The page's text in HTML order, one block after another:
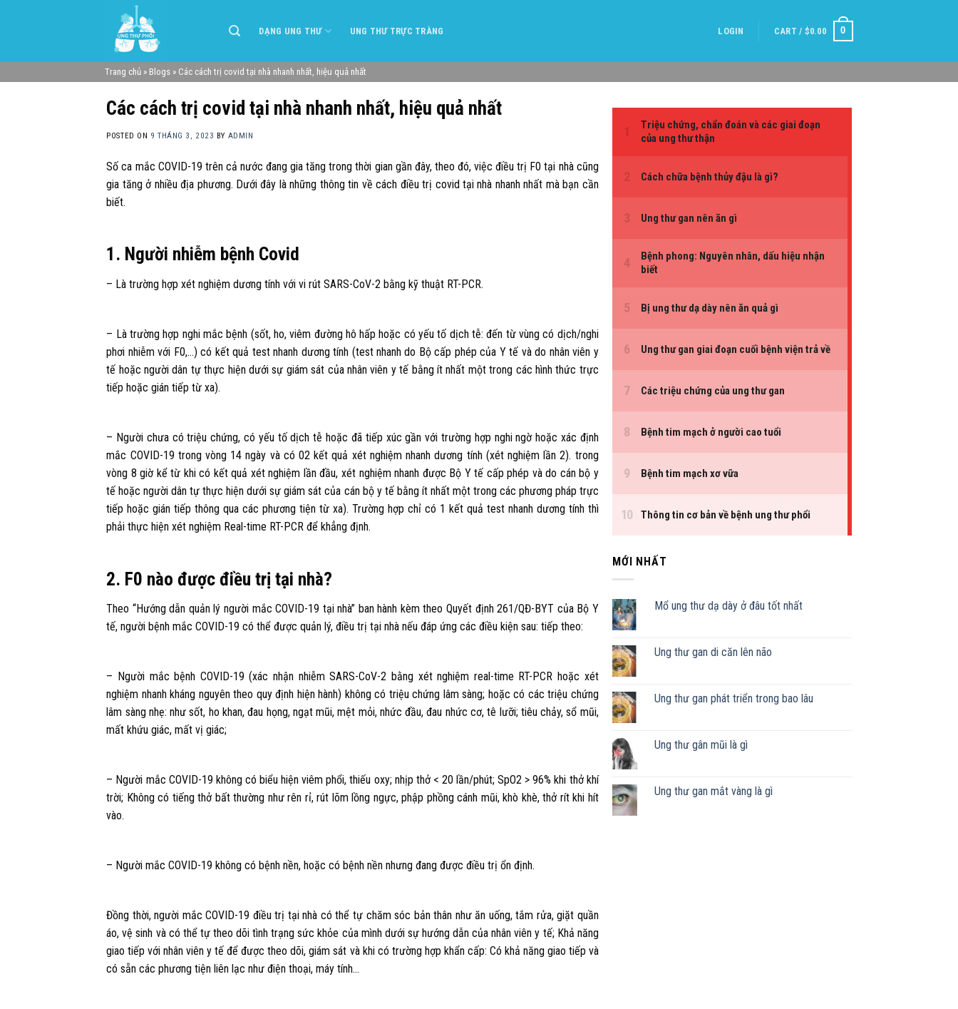
DẠNG UNG THƯ UNG THƯ TRỰC TRÀNG LOGIN CART / $0.00 0
Trang chủ » Blogs » Các cách trị covid tại nhà nhanh nhất, hiệu quả nhất
Các cách trị covid tại nhà nhanh nhất, hiệu quả nhất
POSTED ON 9 THÁNG 3, 2023 BY ADMIN
Số ca mắc COVID-19 trên cả nước đang gia tăng trong thời gian gần đây, theo đó, việc điều trị F0 tại nhà cũng
gia tăng ở nhiều địa phương. Dưới đây là những thông tin về cách điều trị covid tại nhà nhanh nhất mà bạn cần
biết.
1. Người nhiễm bệnh Covid
– Là trường hợp xét nghiệm dương tính với vi rút SARS-CoV-2 bằng kỹ thuật RT-PCR.
– Là trường hợp nghi mắc bệnh (sốt, ho, viêm đường hô hấp hoặc có yếu tố dịch tễ: đến từ vùng có dịch/nghi
phơi nhiễm với F0,…) có kết quả test nhanh dương tính (test nhanh do Bộ cấp phép của Y tế và do nhân viên y
tế hoặc người dân tự thực hiện dưới sự giám sát của nhân viên y tế bằng ít nhất một trong các hình thức trực
tiếp hoặc gián tiếp từ xa).
– Người chưa có triệu chứng, có yếu tố dịch tễ hoặc đã tiếp xúc gần với trường hợp nghi ngờ hoặc xác định
mắc COVID-19 trong vòng 14 ngày và có 02 kết quả xét nghiệm nhanh dương tính (xét nghiệm lần 2). trong
vòng 8 giờ kể từ khi có kết quả xét nghiệm lần đầu, xét nghiệm nhanh được Bộ Y tế cấp phép và do cán bộ y
tế hoặc người dân tự thực hiện dưới sự giám sát của cán bộ y tế bằng ít nhất một trong các phương pháp trực
tiếp hoặc gián tiếp thông qua các phương tiện từ xa). Trường hợp chỉ có 1 kết quả test nhanh dương tính thì
phải thực hiện xét nghiệm Real-time RT-PCR để khẳng định.
2. F0 nào được điều trị tại nhà?
Theo “Hướng dẫn quản lý người mắc COVID-19 tại nhà” ban hành kèm theo Quyết định 261/QĐ-BYT của Bộ Y
tế, người bệnh mắc COVID-19 có thể được quản lý, điều trị tại nhà nếu đáp ứng các điều kiện sau: tiếp theo:
– Người mắc bệnh COVID-19 (xác nhận nhiễm SARS-CoV-2 bằng xét nghiệm real-time RT-PCR hoặc xét
nghiệm nhanh kháng nguyên theo quy định hiện hành) không có triệu chứng lâm sàng; hoặc có các triệu chứng
lâm sàng nhẹ: như sốt, ho khan, đau họng, ngạt mũi, mệt mỏi, nhức đầu, đau nhức cơ, tê lưỡi; tiêu chảy, sổ mũi,
mất khứu giác, mất vị giác;
– Người mắc COVID-19 không có biểu hiện viêm phổi, thiếu oxy; nhịp thở < 20 lần/phút; SpO2 > 96% khi thở khí
trời; Không có tiếng thở bất thường như rên rỉ, rút lõm lồng ngực, phập phồng cánh mũi, khò khè, thở rít khi hít
vào.
– Người mắc COVID-19 không có bệnh nền, hoặc có bệnh nền nhưng đang được điều trị ổn định.
Đồng thời, người mắc COVID-19 điều trị tại nhà có thể tự chăm sóc bản thân như ăn uống, tắm rửa, giặt quần
áo, vệ sinh và có thể tự theo dõi tình trạng sức khỏe của mình dưới sự hướng dẫn của nhân viên y tế; Khả năng
giao tiếp với nhân viên y tế để được theo dõi, giám sát và khi có trường hợp khẩn cấp: Có khả năng giao tiếp và
có sẵn các phương tiện liên lạc như điện thoại, máy tính…
MỚI NHẤT
Mổ ung thư dạ dày ở đâu tốt nhất
Ung thư gan di căn lên não
Ung thư gan phát triển trong bao lâu
Ung thư gân mũi là gì
Ung thư gan mắt vàng là gì